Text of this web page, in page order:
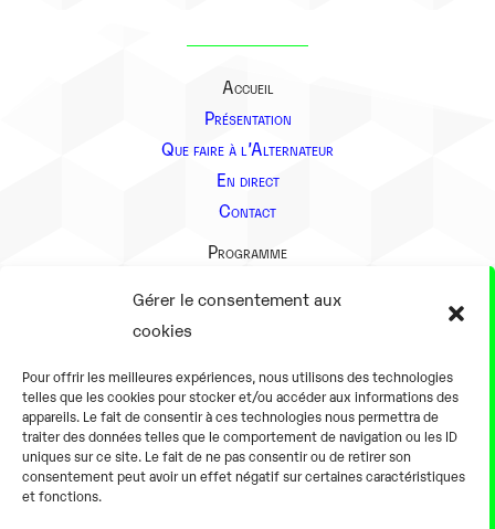
Gérer le consentement aux
cookies
Pour offrir les meilleures expériences, nous utilisons des technologies
telles que les cookies pour stocker et/ou accéder aux informations des
appareils. Le fait de consentir à ces technologies nous permettra de
traiter des données telles que le comportement de navigation ou les ID
uniques sur ce site. Le fait de ne pas consentir ou de retirer son
consentement peut avoir un effet négatif sur certaines caractéristiques
et fonctions.
Accueil
Présentation
Que faire à l’Alternateur
En direct
Contact
Programme
Présentation
En pratique
Tarifs et horaires
Salles
Équipements numériques